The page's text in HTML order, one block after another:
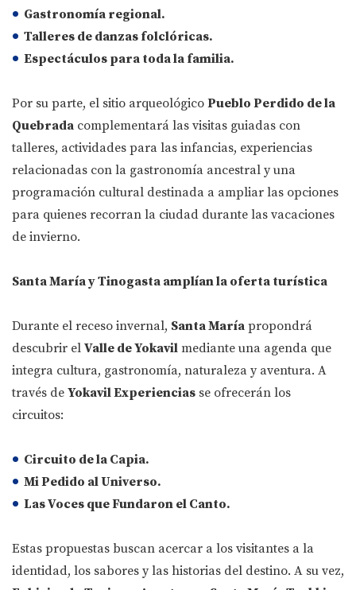
Gastronomía regional.
Talleres de danzas folclóricas.
Espectáculos para toda la familia.
Por su parte, el sitio arqueológico Pueblo Perdido de la
Quebrada complementará las visitas guiadas con
talleres, actividades para las infancias, experiencias
relacionadas con la gastronomía ancestral y una
programación cultural destinada a ampliar las opciones
para quienes recorran la ciudad durante las vacaciones
de invierno.
Santa María y Tinogasta amplían la oferta turística
Durante el receso invernal, Santa María propondrá
descubrir el Valle de Yokavil mediante una agenda que
integra cultura, gastronomía, naturaleza y aventura. A
través de Yokavil Experiencias se ofrecerán los
circuitos:
Circuito de la Capia.
Mi Pedido al Universo.
Las Voces que Fundaron el Canto.
Estas propuestas buscan acercar a los visitantes a la
identidad, los sabores y las historias del destino. A su vez,